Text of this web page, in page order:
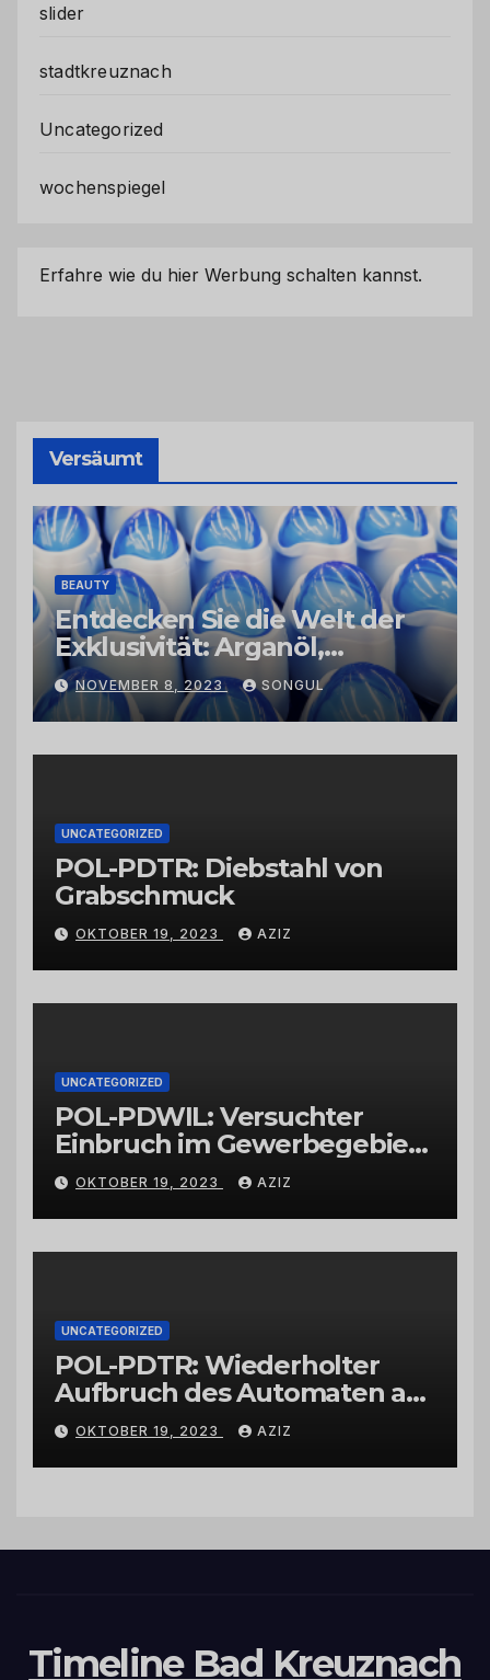
slider
stadtkreuznach
Uncategorized
wochenspiegel
Erfahre wie du hier Werbung schalten kannst.
Versäumt
BEAUTY
Entdecken Sie die Welt der
Exklusivität: Arganöl,
Kaktusfeigenkernöl und
Schwarzkümmelöl von
vertrauenswürdigen
Großhändlern und Anbietern
NOVEMBER 8, 2023 SONGUL
UNCATEGORIZED
POL-PDTR: Diebstahl von
Grabschmuck
OKTOBER 19, 2023 AZIZ
UNCATEGORIZED
POL-PDWIL: Versuchter
Einbruch im Gewerbegebiet
Wittlich
OKTOBER 19, 2023 AZIZ
UNCATEGORIZED
POL-PDTR: Wiederholter
Aufbruch des Automaten am
Wohnmobilstellplatz in
Hermeskeil am Labachweg
OKTOBER 19, 2023 AZIZ
Timeline Bad Kreuznach